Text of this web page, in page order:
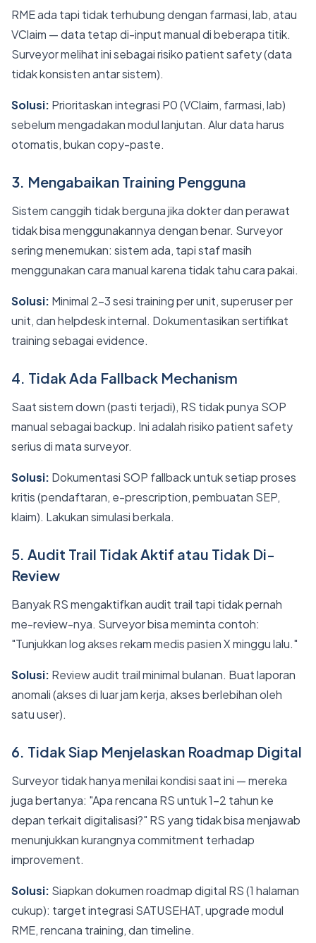
RME ada tapi tidak terhubung dengan farmasi, lab, atau
VClaim — data tetap di-input manual di beberapa titik.
Surveyor melihat ini sebagai risiko patient safety (data
tidak konsisten antar sistem).
Solusi: Prioritaskan integrasi P0 (VClaim, farmasi, lab)
sebelum mengadakan modul lanjutan. Alur data harus
otomatis, bukan copy-paste.
3. Mengabaikan Training Pengguna
Sistem canggih tidak berguna jika dokter dan perawat
tidak bisa menggunakannya dengan benar. Surveyor
sering menemukan: sistem ada, tapi staf masih
menggunakan cara manual karena tidak tahu cara pakai.
Solusi: Minimal 2-3 sesi training per unit, superuser per
unit, dan helpdesk internal. Dokumentasikan sertifikat
training sebagai evidence.
4. Tidak Ada Fallback Mechanism
Saat sistem down (pasti terjadi), RS tidak punya SOP
manual sebagai backup. Ini adalah risiko patient safety
serius di mata surveyor.
Solusi: Dokumentasi SOP fallback untuk setiap proses
kritis (pendaftaran, e-prescription, pembuatan SEP,
klaim). Lakukan simulasi berkala.
5. Audit Trail Tidak Aktif atau Tidak Di-
Review
Banyak RS mengaktifkan audit trail tapi tidak pernah
me-review-nya. Surveyor bisa meminta contoh:
"Tunjukkan log akses rekam medis pasien X minggu lalu."
Solusi: Review audit trail minimal bulanan. Buat laporan
anomali (akses di luar jam kerja, akses berlebihan oleh
satu user).
6. Tidak Siap Menjelaskan Roadmap Digital
Surveyor tidak hanya menilai kondisi saat ini — mereka
juga bertanya: "Apa rencana RS untuk 1-2 tahun ke
depan terkait digitalisasi?" RS yang tidak bisa menjawab
menunjukkan kurangnya commitment terhadap
improvement.
Solusi: Siapkan dokumen roadmap digital RS (1 halaman
cukup): target integrasi SATUSEHAT, upgrade modul
RME, rencana training, dan timeline.